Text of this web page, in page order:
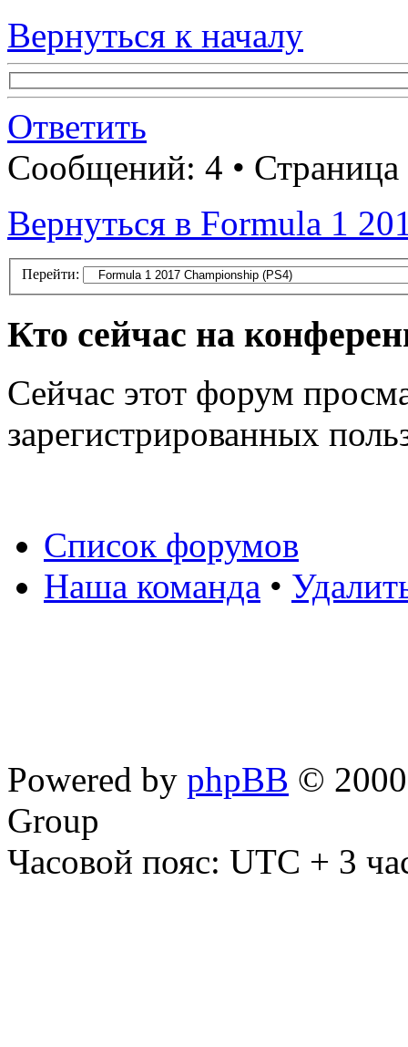
Вернуться к началу
Ответить
Сообщений: 4 • Страница
Вернуться в Formula 1
Перейти:
Кто сейчас на
Сейчас этот форум
зарегистрированных
Список форумов
Наша команда •
Powered by phpBB ©
Group
Часовой пояс: UTC + 3